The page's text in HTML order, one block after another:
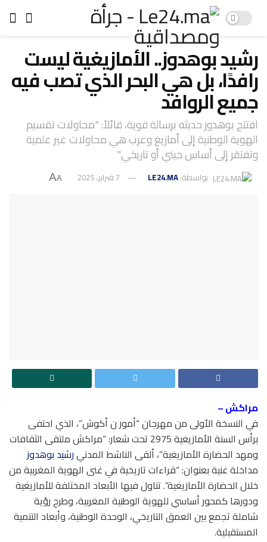
رشيد بوهدوز.. الأمازيغية ليست
رافدًا، بل هي البحر الذي تصب فيه
جميع الروافد
افتتح بوهدوز حديثه برسالة قوية، قائلاً: "محاولات تقسيم
الهوية الوطنية إلى أمازيغ وعرب هي محاولات غير علمية
وتفتقر إلى أساس جيني أو تاريخي."
بواسطة:LE24.MA 7 فبراير، 2025 A
A
مراكش –
في النسخة الأولى من مهرجان “أمور ن أكوش”، الذي احتفى
برأس السنة الأمازيغية 2975 تحت شعار: “مراكش ملتقى الثقافات
ومهد الحضارة الأمازيغية”، ألقى الناشط المدنيرشيد بوهدوز
مداخلة غنية بعنوان: “قراءات تاريخية في غنى الهوية المغربية من
خلال الحضارة الأمازيغية”. تناول فيها الأبعاد المختلفة للأمازيغية
ودورها كمحور أساسي للهوية الوطنية المغربية، وطرح رؤية
شاملة تجمع بين العمق التاريخي، الوحدة الوطنية، وأبعاد التنمية
المستقبلية.